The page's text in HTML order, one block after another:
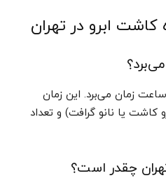
کاشت ابرو در تهران
کاشت ابرو معمولاً بین ۲ تا ۴ ساعت زمان می‌برد. این زمان
یا نانو گرافت) و تعداد